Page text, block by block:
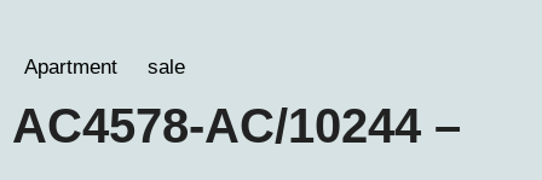
Apartment sale
AC4578-AC/10244 –